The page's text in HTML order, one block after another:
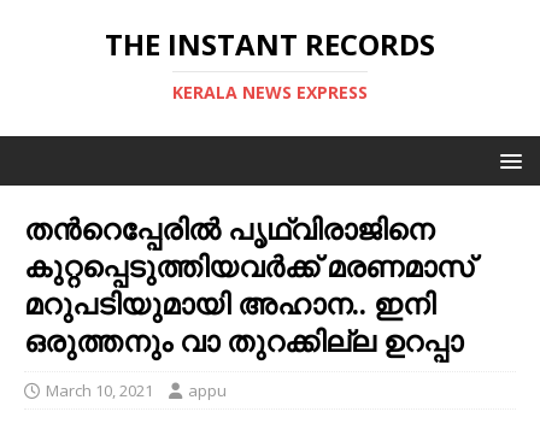
THE INSTANT RECORDS
KERALA NEWS EXPRESS
തന്‍റെപ്പേരില്‍ പൃഥ്വിരാജിനെ
കുറ്റപ്പെടുത്തിയവര്‍ക്ക് മരണമാസ്
മറുപടിയുമായി അഹാന.. ഇനി
ഒരുത്തനും വാ തുറക്കില്ല ഉറപ്പാ
March 10, 2021 appu